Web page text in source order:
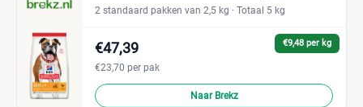
2 standaard pakken van 2,5 kg · Totaal 5 kg
€9,48 per kg
€47,39
€23,70 per pak
Naar Brekz